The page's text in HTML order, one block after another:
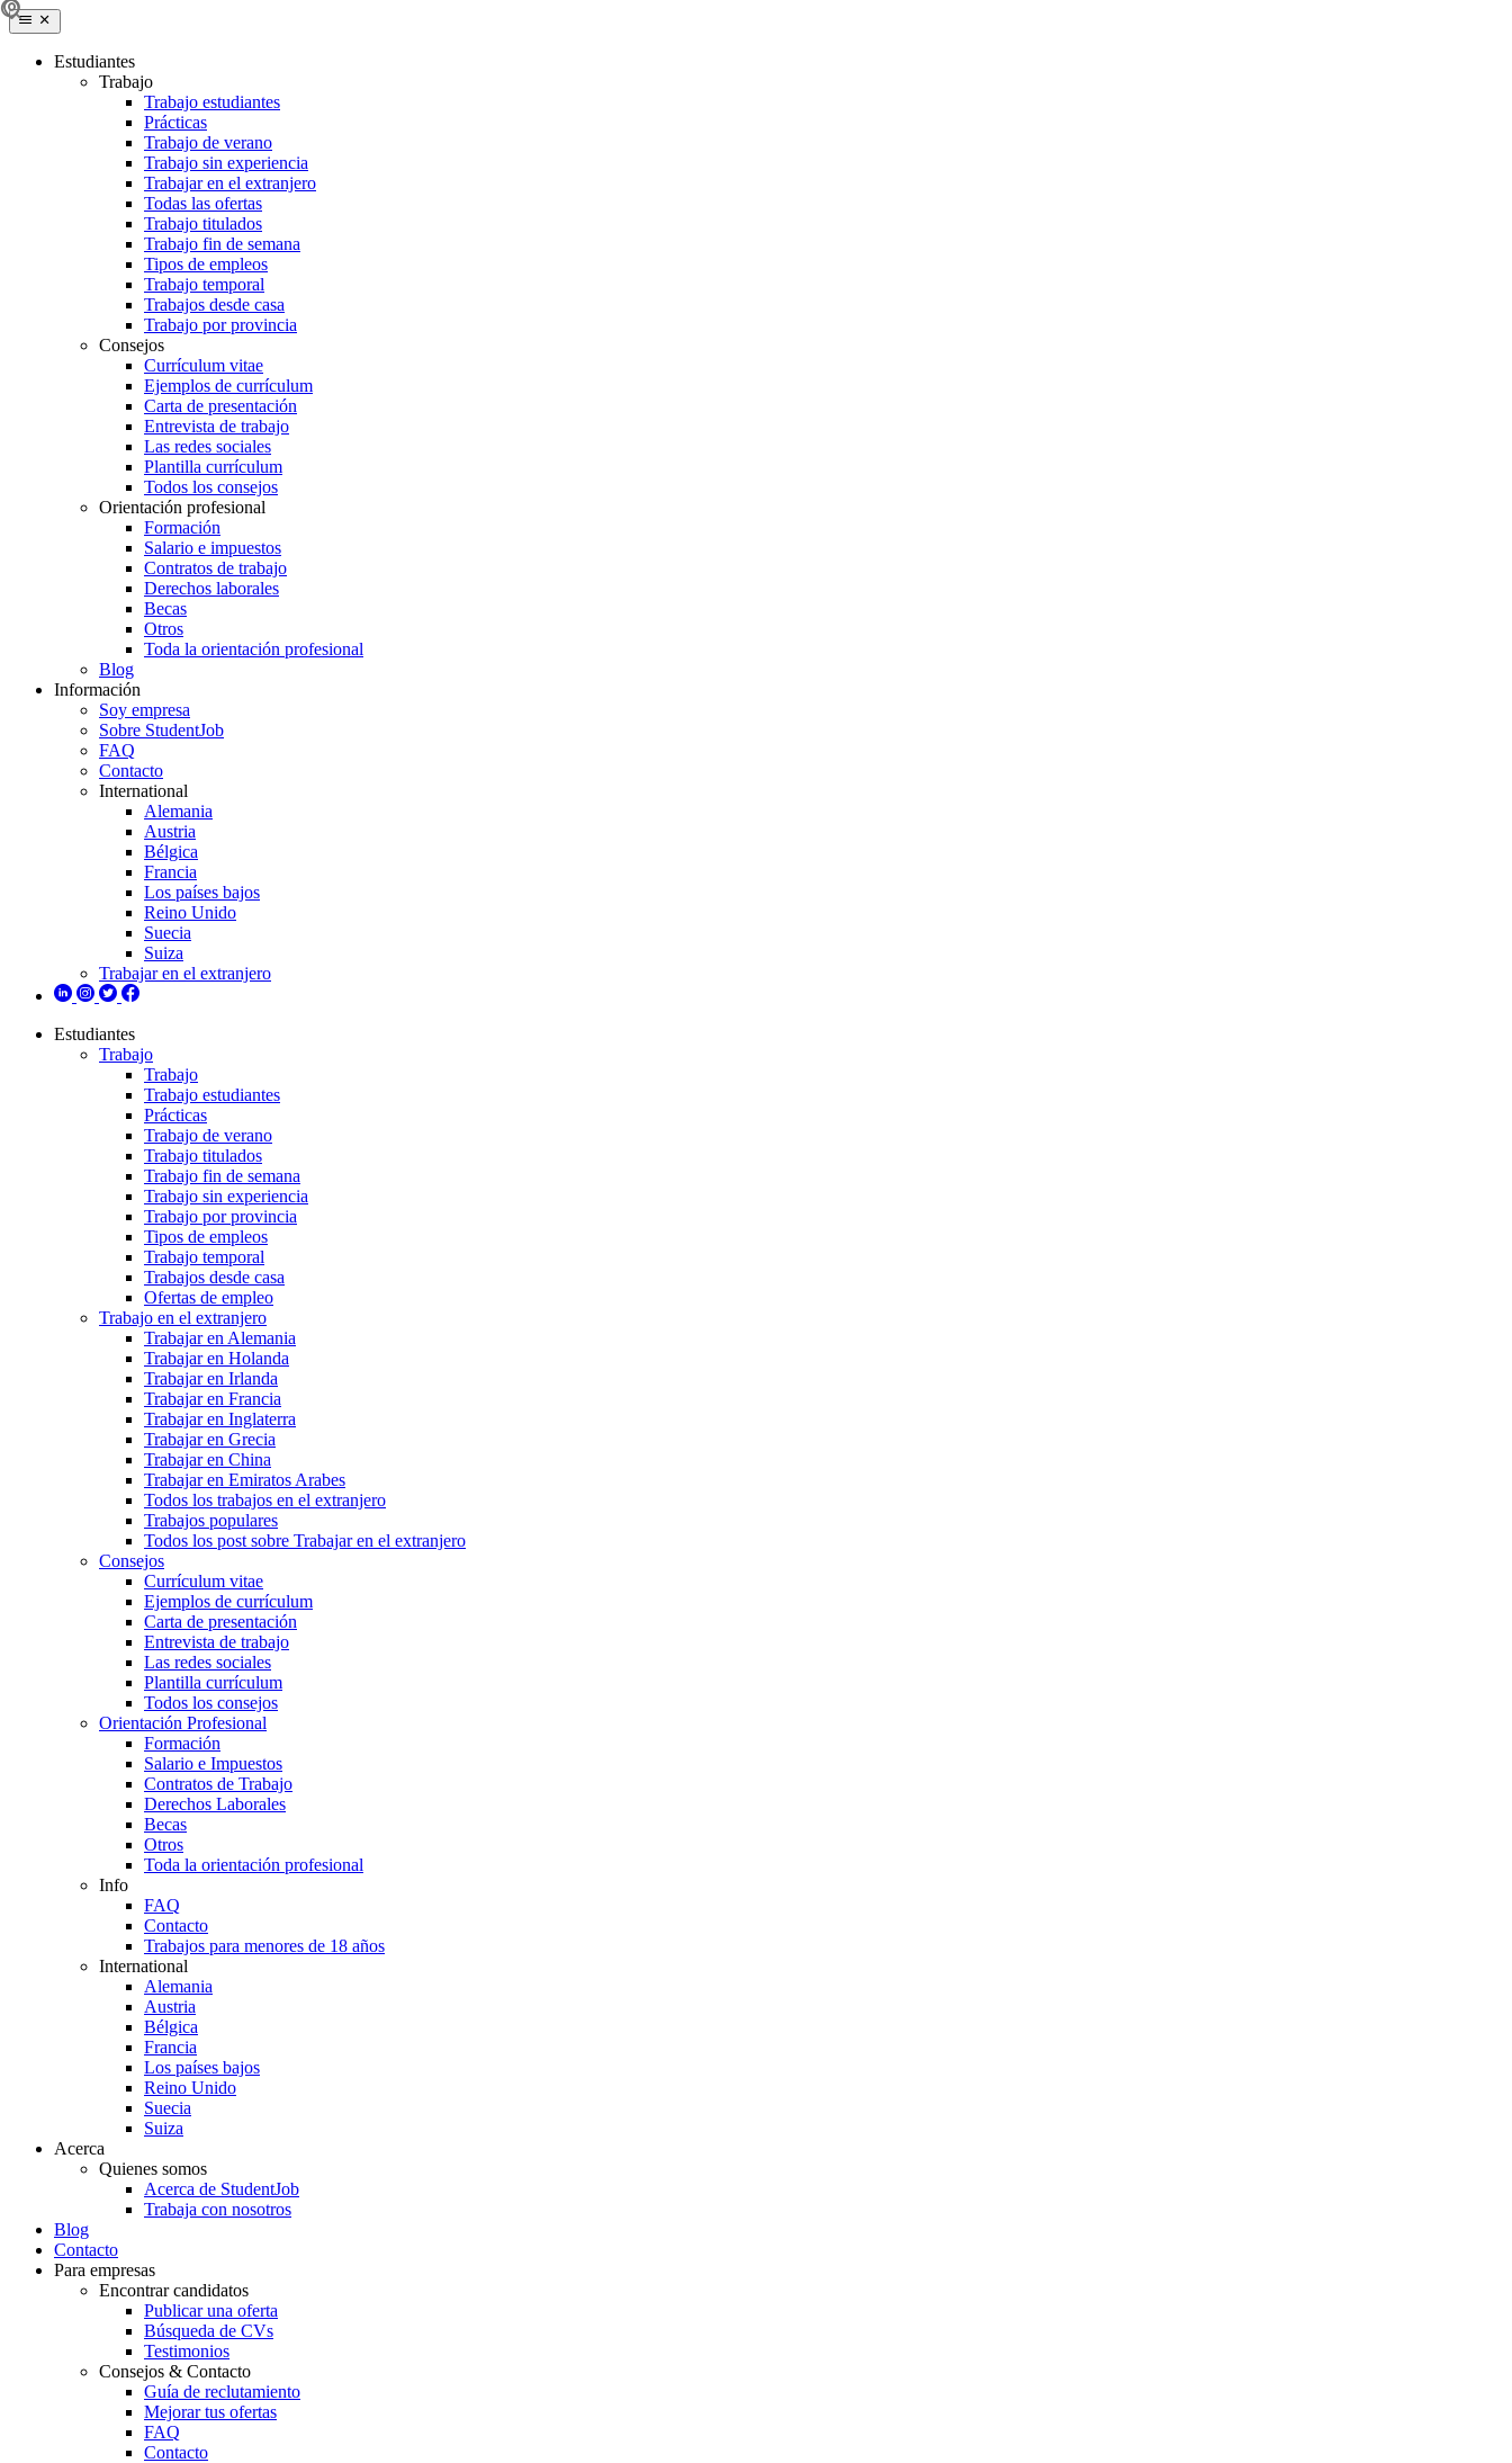
Estudiantes
Trabajo
Trabajo estudiantes
Prácticas
Trabajo de verano
Trabajo sin experiencia
Trabajar en el extranjero
Todas las ofertas
Trabajo titulados
Trabajo fin de semana
Tipos de empleos
Trabajo temporal
Trabajos desde casa
Trabajo por provincia
Consejos
Currículum vitae
Ejemplos de currículum
Carta de presentación
Entrevista de trabajo
Las redes sociales
Plantilla currículum
Todos los consejos
Orientación profesional
Formación
Salario e impuestos
Contratos de trabajo
Derechos laborales
Becas
Otros
Toda la orientación profesional
Blog
Información
Soy empresa
Sobre StudentJob
FAQ
Contacto
International
Alemania
Austria
Bélgica
Francia
Los países bajos
Reino Unido
Suecia
Suiza
Trabajar en el extranjero
Estudiantes
Trabajo
Trabajo
Trabajo estudiantes
Prácticas
Trabajo de verano
Trabajo titulados
Trabajo fin de semana
Trabajo sin experiencia
Trabajo por provincia
Tipos de empleos
Trabajo temporal
Trabajos desde casa
Ofertas de empleo
Trabajo en el extranjero
Trabajar en Alemania
Trabajar en Holanda
Trabajar en Irlanda
Trabajar en Francia
Trabajar en Inglaterra
Trabajar en Grecia
Trabajar en China
Trabajar en Emiratos Arabes
Todos los trabajos en el extranjero
Trabajos populares
Todos los post sobre Trabajar en el extranjero
Consejos
Currículum vitae
Ejemplos de currículum
Carta de presentación
Entrevista de trabajo
Las redes sociales
Plantilla currículum
Todos los consejos
Orientación Profesional
Formación
Salario e Impuestos
Contratos de Trabajo
Derechos Laborales
Becas
Otros
Toda la orientación profesional
Info
FAQ
Contacto
Trabajos para menores de 18 años
International
Alemania
Austria
Bélgica
Francia
Los países bajos
Reino Unido
Suecia
Suiza
Acerca
Quienes somos
Acerca de StudentJob
Trabaja con nosotros
Blog
Contacto
Para empresas
Encontrar candidatos
Publicar una oferta
Búsqueda de CVs
Testimonios
Consejos & Contacto
Guía de reclutamiento
Mejorar tus ofertas
FAQ
Contacto